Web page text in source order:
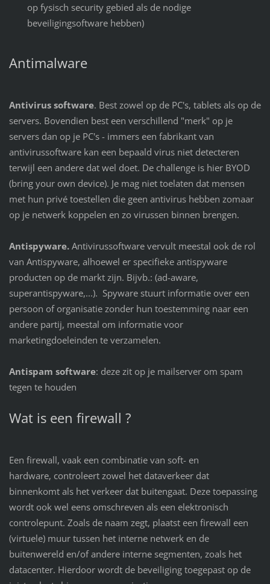
op fysisch security gebied als de nodige
beveiligingsoftware hebben)
Antimalware
Antivirus software. Best zowel op de PC's, tablets als op de
servers. Bovendien best een verschillend "merk" op je
servers dan op je PC's - immers een fabrikant van
antivirussoftware kan een bepaald virus niet detecteren
terwijl een andere dat wel doet. De challenge is hier BYOD
(bring your own device). Je mag niet toelaten dat mensen
met hun privé toestellen die geen antivirus hebben zomaar
op je netwerk koppelen en zo virussen binnen brengen.
Antispyware.Antivirussoftware vervult meestal ook de rol
van Antispyware, alhoewel er specifieke antispyware
producten op de markt zijn. Bijvb.: (ad-aware,
superantispyware,...). Spyware stuurt informatie over een
persoon of organisatie zonder hun toestemming naar een
andere partij, meestal om informatie voor
marketingdoeleinden te verzamelen.
Antispam software: deze zit op je mailserver om spam
tegen te houden
Wat is een firewall ?
Een firewall, vaak een combinatie van soft- en
hardware, controleert zowel het dataverkeer dat
binnenkomt als het verkeer dat buitengaat. Deze toepassing
wordt ook wel eens omschreven als een elektronisch
controlepunt. Zoals de naam zegt, plaatst een firewall een
(virtuele) muur tussen het interne netwerk en de
buitenwereld en/of andere interne segmenten, zoals het
datacenter. Hierdoor wordt de beveiliging toegepast op de